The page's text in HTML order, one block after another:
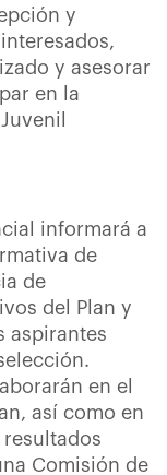
y
y asesorar
en la
informará a
de
de
del Plan y
aspirantes
en el
así como en
Comisión de